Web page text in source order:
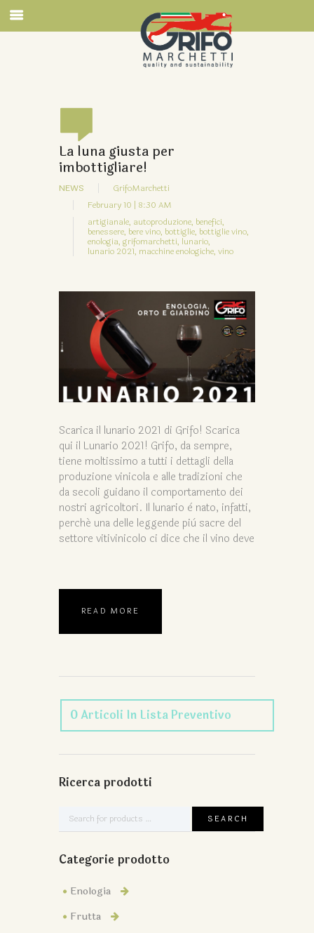
La luna giusta per
imbottigliare!
NEWS
GrifoMarchetti
February 10 | 8:30 AM
artigianale, autoproduzione, benefici,
benessere, bere vino, bottiglie, bottiglie vino,
enologia, grifomarchetti, lunario,
lunario 2021, macchine enologiche, vino
Scarica il lunario 2021 di Grifo! Scarica
qui il Lunario 2021! Grifo, da sempre,
tiene moltissimo a tutti i dettagli della
produzione vinicola e alle tradizioni che
da secoli guidano il comportamento dei
nostri agricoltori. Il lunario è nato, infatti,
perché una delle leggende più sacre del
settore vitivinicolo ci dice che il vino deve
READ MORE
0Articoli In Lista Preventivo
Ricerca prodotti
Categorie prodotto
Enologia
Frutta